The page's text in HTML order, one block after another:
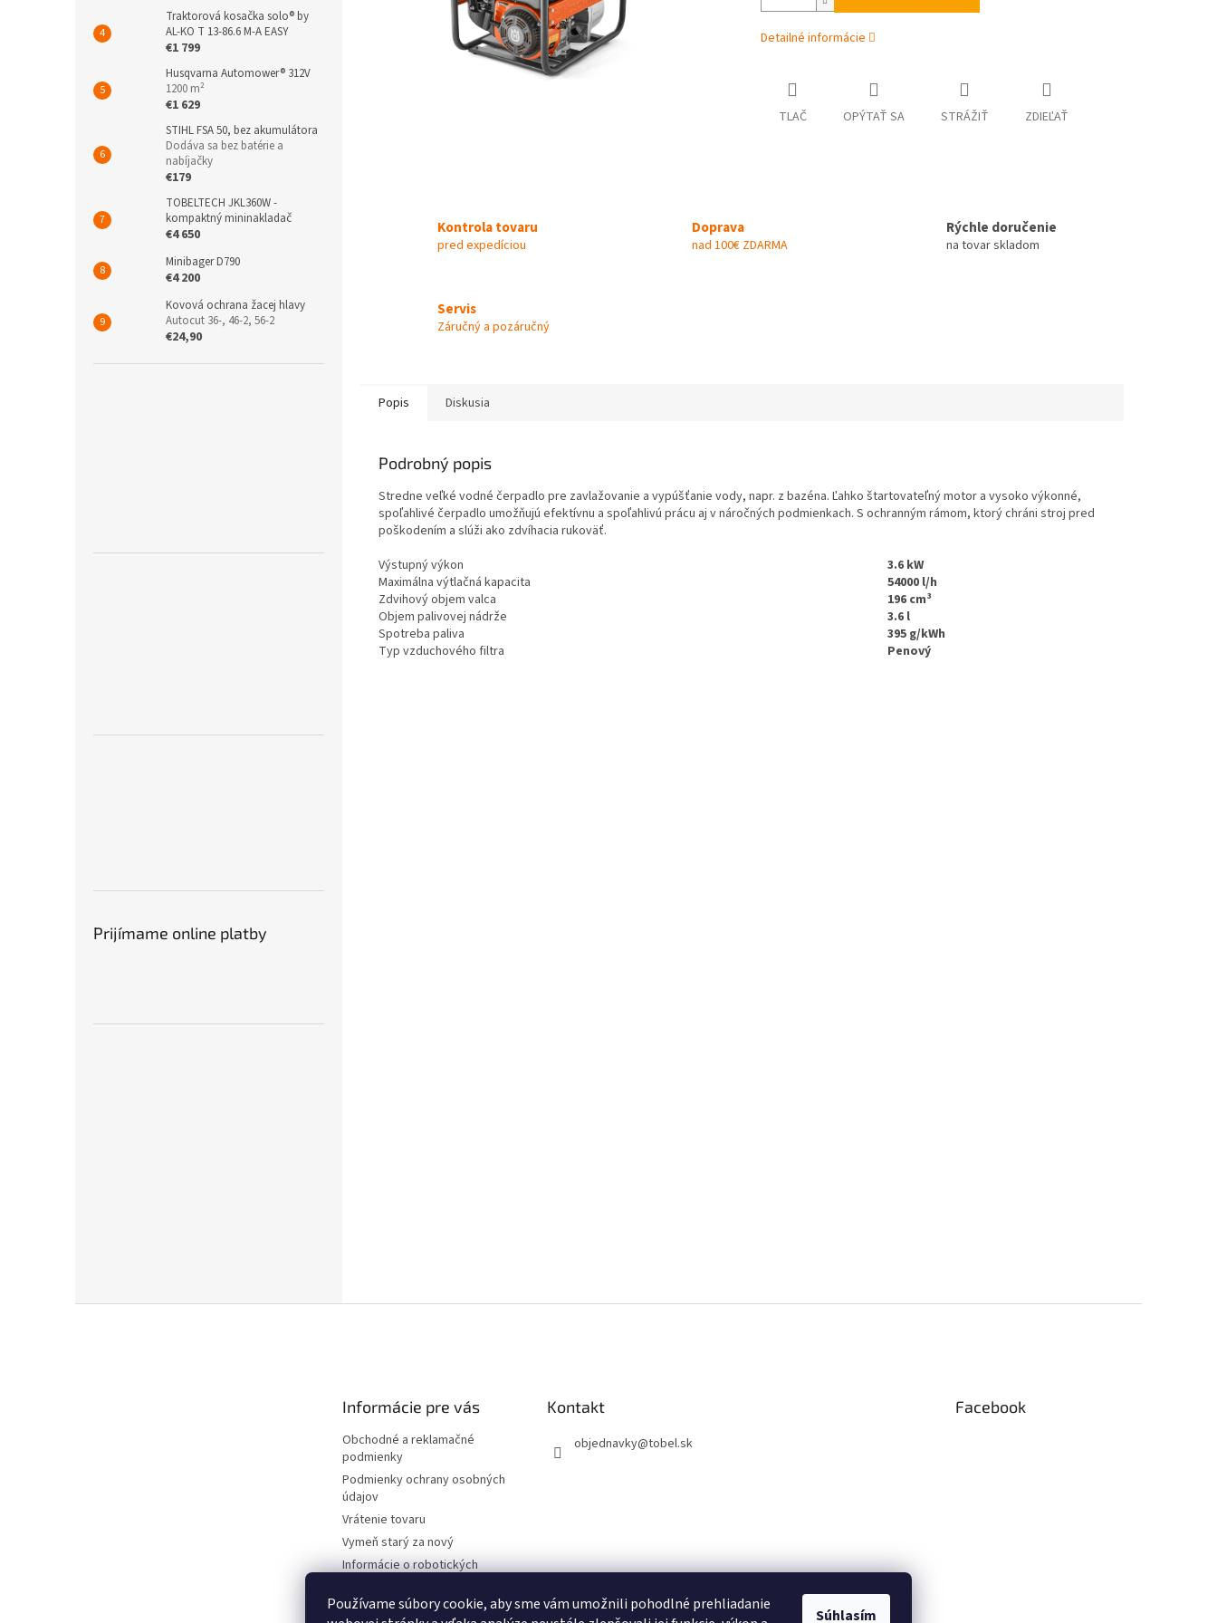
Používame súbory cookie, aby sme vám umožnili pohodlné prehliadanie
Súhlasím
Traktorová kosačka solo® by
AL-KO T 13-86.6 M-A EASY
€1 799
Husqvarna Automower® 312V
1200 m²
€1 629
STIHL FSA 50, bez akumulátora
Dodáva sa bez batérie a
nabíjačky
€179
TOBELTECH JKL360W -
kompaktný mininakladač
€4 650
Minibager D790
€4 200
Kovová ochrana žacej hlavy
Autocut 36-, 46-2, 56-2
€24,90
Prijímame online platby
Detailné informácie
TLAČ OPÝTAŤ SA STRÁŽIŤ ZDIEĽAŤ
Kontrola tovaru
pred expedíciou
Doprava
nad 100€ ZDARMA
Rýchle doručenie
na tovar skladom
Servis
Záručný a pozáručný
Popis Diskusia
Podrobný popis
Stredne veľké vodné čerpadlo pre zavlažovanie a vypúšťanie vody, napr. z bazéna. Ľahko štartovateľný motor a vysoko výkonné,
spoľahlivé čerpadlo umožňujú efektívnu a spoľahlivú prácu aj v náročných podmienkach. S ochranným rámom, ktorý chráni stroj pred
poškodením a slúži ako zdvíhacia rukoväť.
Výstupný výkon
3.6 kW
Maximálna výtlačná kapacita
54000 l/h
Zdvihový objem valca
196 cm³
Objem palivovej nádrže
3.6 l
Spotreba paliva
395 g/kWh
Typ vzduchového filtra
Penový
Informácie pre vás
Obchodné a reklamačné
podmienky
Podmienky ochrany osobných
údajov
Vrátenie tovaru
Vymeň starý za nový
Informácie o robotických
Požičovňa - Technické
Kontakt
objednavky@tobel.sk
Facebook